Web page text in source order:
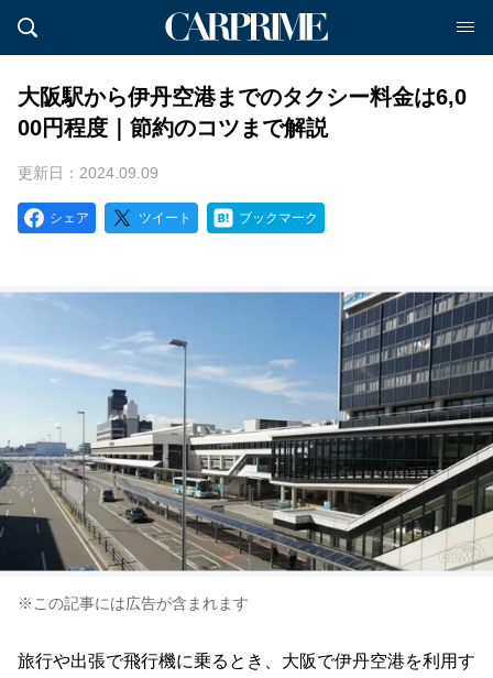
大阪駅から伊丹空港までのタクシー料金は6,0
00円程度｜節約のコツまで解説
更新日：2024.09.09
シェア ツイート ブックマーク
※この記事には広告が含まれます
旅行や出張で飛行機に乗るとき、大阪で伊丹空港を利用す